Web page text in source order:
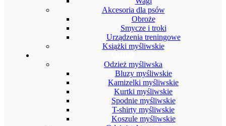
Akcesoria dla psów
Obroże
Smycze i troki
Urządzenia treningowe
Książki myśliwskie
Odzież myśliwska
Bluzy myśliwskie
Kamizelki myśliwskie
Kurtki myśliwskie
Spodnie myśliwskie
T-shirty myśliwskie
Koszule myśliwskie